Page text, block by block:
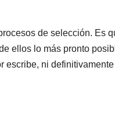
de selección. Es
ellos lo más pronto
escribe, ni